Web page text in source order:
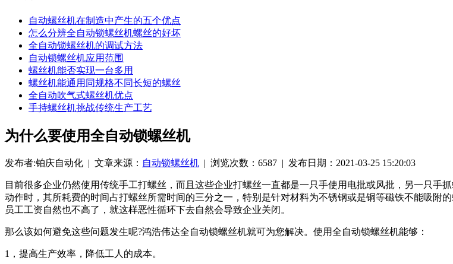
自动螺丝机在制造中产生的五个优点
怎么分辨全自动锁螺丝机螺丝的好坏
全自动锁螺丝机的调试方法
自动锁螺丝机应用范围
螺丝机能否实现一台多用
螺丝机能通用同规格不同长短的螺丝
全自动吹气式螺丝机优点
手持螺丝机挑战传统生产工艺
为什么要使用全自动锁螺丝机
发布者:铂庆自动化 | 文章来源： 自动锁螺丝机 | 浏览次数：6587 | 发布日期：2021-03-25 15:20:03
目前很多企业仍然使用传统手工打螺丝，而且这些企业打螺丝一直都是一只手使用电批或风批，另一只手
动作时，其所耗费的时间占打螺丝所需时间的三分之一，特别是针对材料为不锈钢或是铜等磁铁不能吸附
员工工资自然也不高了，就这样恶性循环下去自然会导致企业关闭。
那么该如何避免这些问题发生呢?鸿浩伟达全自动锁螺丝机就可为您解决。使用全自动锁螺丝机能够：
1，提高生产效率，降低工人的成本。